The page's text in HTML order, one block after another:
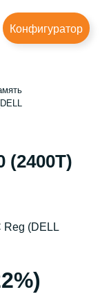
Конфигуратор
(2400T)
Reg (DELL